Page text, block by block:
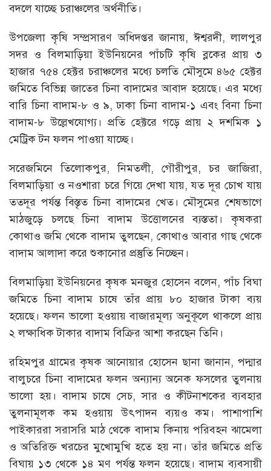
বদলে যাচ্ছে চরাঞ্চলের অর্থনীতি।
উপজেলা কৃষি সম্প্রসারণ অধিদপ্তর জানায়, ঈশ্বরদী, লালপুর
সদর ও বিলমাড়িয়া ইউনিয়নের পাঁচটি কৃষি ব্লকের প্রায় ৩
হাজার ৭৫৪ হেক্টর চরাঞ্চলের মধ্যে চলতি মৌসুমে ৪৬৫ হেক্টর
জমিতে বিভিন্ন জাতের চিনা বাদামের আবাদ হয়েছে। এর মধ্যে
বারি চিনা বাদাম-৮ ও ৯, ঢাকা চিনা বাদাম-১ এবং বিনা চিনা
বাদাম-৮ উল্লেখযোগ্য। প্রতি হেক্টরে গড়ে প্রায় ২ দশমিক ১
মেট্রিক টন ফলন পাওয়া যাচ্ছে।
সরেজমিনে তিলোকপুর, নিমতলী, গৌরীপুর, চর জাজিরা,
বিলমাড়িয়া ও নওশারা চরে গিয়ে দেখা যায়, যত দূর চোখ যায়
ততদূর পর্যন্ত বিস্তৃত চিনা বাদামের খেত। মৌসুমের শেষভাগে
মাঠজুড়ে চলছে চিনা বাদাম উত্তোলনের ব্যস্ততা। কৃষকরা
কোথাও জমি থেকে বাদাম তুলছেন, কোথাও আবার গাছ থেকে
বাদাম আলাদা করে শুকানোর প্রস্তুতি নিচ্ছেন।
বিলমাড়িয়া ইউনিয়নের কৃষক মনজুর হোসেন বলেন, পাঁচ বিঘা
জমিতে চিনা বাদাম চাষে তাঁর প্রায় ৮০ হাজার টাকা ব্যয়
হয়েছে। ফলন ভালো হওয়ায় বাজারমূল্য অনুকূলে থাকলে প্রায়
২ লক্ষাধিক টাকার বাদাম বিক্রির আশা করছেন তিনি।
রহিমপুর গ্রামের কৃষক আনোয়ার হোসেন ছানা জানান, পদ্মার
বালুচরে চিনা বাদামের ফলন অন্যান্য অনেক ফসলের তুলনায়
ভালো হয়। বাদাম চাষে সেচ, সার ও কীটনাশকের ব্যবহার
তুলনামূলক কম হওয়ায় উৎপাদন ব্যয়ও কম। পাশাপাশি
পাইকাররা সরাসরি মাঠ থেকে বাদাম কিনায় পরিবহন ঝামেলা
ও অতিরিক্ত খরচের মুখোমুখি হতে হয় না। তাঁর জমিতে প্রতি
বিঘায় ১৩ থেকে ১৪ মণ পর্যন্ত ফলন হয়েছে। বাদাম ব্যবসায়ী